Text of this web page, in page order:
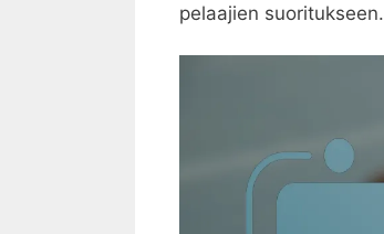
pelaajien suoritukseen.